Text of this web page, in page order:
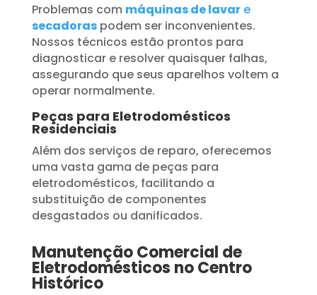
Problemas com máquinas de lavare
secadoraspodem ser inconvenientes.
Nossos técnicos estão prontos para
diagnosticar e resolver quaisquer falhas,
assegurando que seus aparelhos voltem a
operar normalmente.
Peças para Eletrodomésticos
Residenciais
Além dos serviços de reparo, oferecemos
uma vasta gama de peças para
eletrodomésticos, facilitando a
substituição de componentes
desgastados ou danificados.
Manutenção Comercial de
Eletrodomésticos no Centro
Histórico